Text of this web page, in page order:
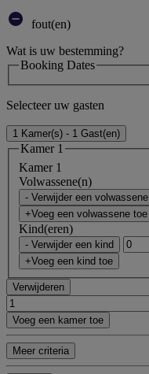
fout(en)
Wat is uw bestemming?
Booking Dates
Selecteer uw gasten
1 Kamer(s) - 1 Gast(en)
Kamer 1
Kamer 1
Volwassene(n)
- Verwijder een volwassene
+Voeg een volwassene toe
Kind(eren)
- Verwijder een kind
+Voeg een kind toe
Verwijderen
Voeg een kamer toe
Meer criteria